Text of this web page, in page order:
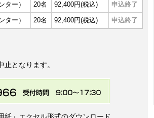
ー） 20名 92,400円(税込) 申込終了
ー） 20名 92,400円(税込) 申込終了
となります。